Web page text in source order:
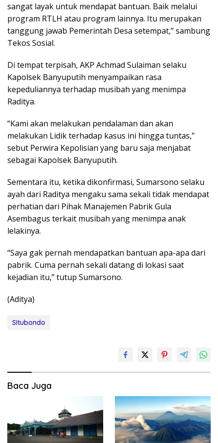
sangat layak untuk mendapat bantuan. Baik melalui
program RTLH atau program lainnya. Itu merupakan
tanggung jawab Pemerintah Desa setempat,” sambung
Tekos Sosial.
Di tempat terpisah, AKP Achmad Sulaiman selaku
Kapolsek Banyuputih menyampaikan rasa
kepeduliannya terhadap musibah yang menimpa
Raditya.
“Kami akan melakukan pendalaman dan akan
melakukan Lidik terhadap kasus ini hingga tuntas,”
sebut Perwira Kepolisian yang baru saja menjabat
sebagai Kapolsek Banyuputih.
Sementara itu, ketika dikonfirmasi, Sumarsono selaku
ayah dari Raditya mengaku sama sekali tidak mendapat
perhatian dari Pihak Manajemen Pabrik Gula
Asembagus terkait musibah yang menimpa anak
lelakinya.
“Saya gak pernah mendapatkan bantuan apa-apa dari
pabrik. Cuma pernah sekali datang di lokasi saat
kejadian itu,” tutup Sumarsono.
(Aditya)
SItubondo
Baca Juga